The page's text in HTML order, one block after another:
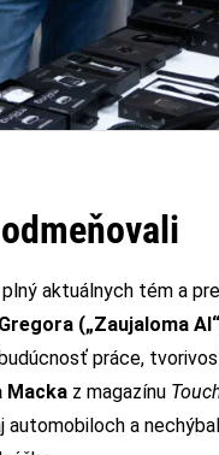
aktuálnych tém a
(„Zaujaloma
práce,
Macka z magazínu
a